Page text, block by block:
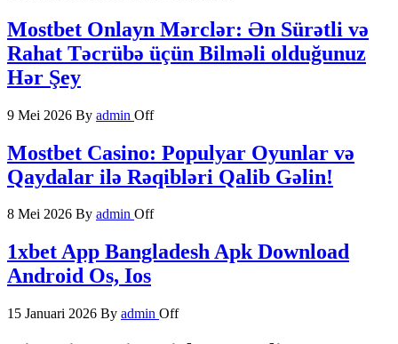
Mostbet Onlayn Mərclər: Ən Sürətli və
Rahat Təcrübə üçün Bilməli olduğunuz
Hər Şey
9 Mei 2026 By admin Off
Mostbet Casino: Populyar Oyunlar və
Qaydalar ilə Rəqibləri Qalib Gəlin!
8 Mei 2026 By admin Off
1xbet App Bangladesh Apk Download
Android Os, Ios
15 Januari 2026 By admin Off